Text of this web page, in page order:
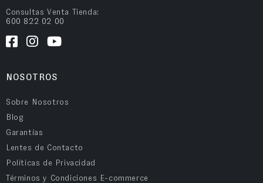
Consultas Venta Tienda:
600 822 02 00
NOSOTROS
Sobre Nosotros
Blog
Garantías
Lentes de Contacto
Políticas de Privacidad
Términos y Condiciones E-commerce